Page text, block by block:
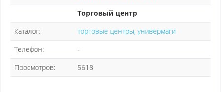
Торговый центр
Каталог:
торговые центры, универмаги
Телефон:
-
Просмотров:
5618